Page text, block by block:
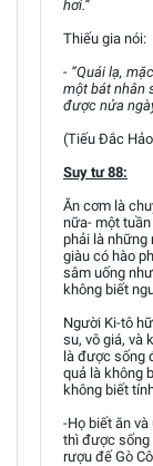
hơi.”
Thiếu gia nói:
- “Quái lạ,
một bát nhân
được nửa
(Tiếu Đắc
Suy tư 88:
Ăn cơm là
nữa- một
phải là những
giàu có hào
sâm uống
không biết
Người Ki-tô
su, vô giá, và
là được sống
quả là không
không biết
-Họ biết ăn
thì được sống
rượu đế Gò